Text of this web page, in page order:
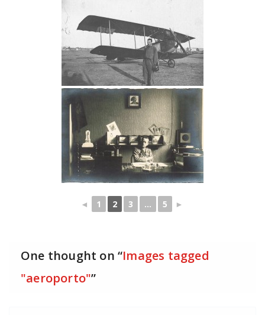
◄ 1 2 3 ... 5 ►
One thought on “Images tagged
"aeroporto"”